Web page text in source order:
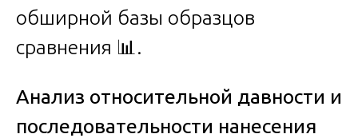
обширной базы образцов
сравнения 📊.
Анализ относительной давности и
последовательности нанесения